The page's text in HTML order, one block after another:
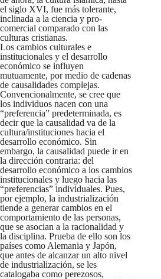
el siglo XVI, fue más tolerante,
inclinada a la ciencia y pro-
comercial comparado con las
culturas cristianas.
Los cambios culturales e
institucionales y el desarrollo
económico se influyen
mutuamente, por medio de cadenas
de causalidades complejas.
Convencionalmente, se cree que
los individuos nacen con una
“preferencia” predeterminada, es
decir que la causalidad va de la
cultura/instituciones hacia el
desarrollo económico. Sin
embargo, la causalidad puede ir en
la dirección contraria: del
desarrollo económico a los cambios
institucionales y luego hacia las
“preferencias” individuales. Pues,
por ejemplo, la industrialización
tiende a generar cambios en el
comportamiento de las personas,
que se asocian a la racionalidad y
la disciplina. Prueba de ello son los
países como Alemania y Japón,
que antes de alcanzar un alto nivel
de industrialización, se les
catalogaba como perezosos,